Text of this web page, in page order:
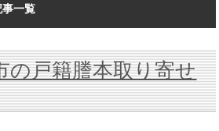
事一覧
の戸籍謄本取り寄せ